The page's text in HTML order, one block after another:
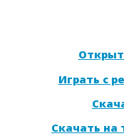
Играть с
Скачать